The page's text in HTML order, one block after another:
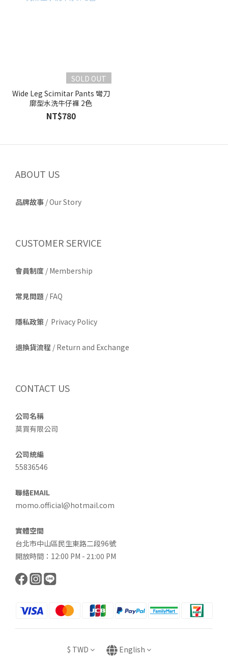
SOLD OUT
Wide Leg Scimitar Pants 彎刀
廓型水洗牛仔褲 2色
NT$780
ABOUT US
品牌故事 /Our Story
CUSTOMER SERVICE
會員制度 / Membership
常見問題 / FAQ
隱私政策 / Privacy Policy
退換貨流程 / Return and Exchange
CONTACT US
公司名稱
莫買有限公司
公司統編
55836546
聯絡EMAIL
momo.official@hotmail.com
實體空間
台北市中山區民生東路二段96號
開放時間：12:00 PM - 21:00 PM
$ TWD English